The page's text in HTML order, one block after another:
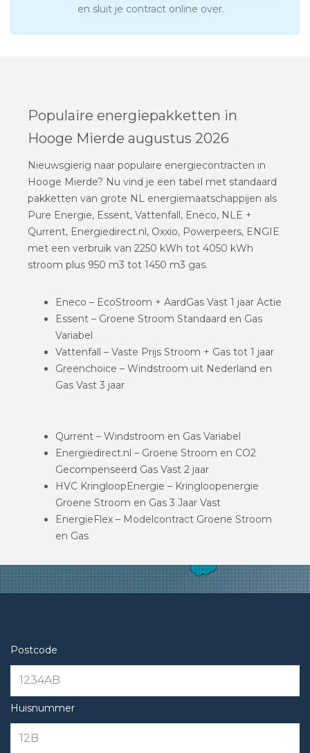
en sluit je contract online over.
Populaire energiepakketten in
Hooge Mierde augustus 2026
Nieuwsgierig naar populaire energiecontracten in
Hooge Mierde? Nu vind je een tabel met standaard
pakketten van grote NL energiemaatschappijen als
Pure Energie, Essent, Vattenfall, Eneco, NLE +
Qurrent, Energiedirect.nl, Oxxio, Powerpeers, ENGIE
met een verbruik van 2250 kWh tot 4050 kWh
stroom plus 950 m3 tot 1450 m3 gas.
Eneco – EcoStroom + AardGas Vast 1 jaar Actie
Essent – Groene Stroom Standaard en Gas
Variabel
Vattenfall – Vaste Prijs Stroom + Gas tot 1 jaar
Greenchoice – Windstroom uit Nederland en
Gas Vast 3 jaar
Qurrent – Windstroom en Gas Variabel
Energiedirect.nl – Groene Stroom en CO2
Gecompenseerd Gas Vast 2 jaar
HVC KringloopEnergie – Kringloopenergie
Groene Stroom en Gas 3 Jaar Vast
EnergieFlex – Modelcontract Groene Stroom
en Gas
Postcode
Huisnummer